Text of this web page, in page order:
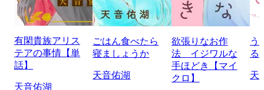
有閑貴族アリス
テアの事情【単
話】
天音佑湖
ごはん食べたら
寝ましょうか
天音佑湖
欲張りなお作
法 イジワルな
手ほどき【マイ
クロ】
う
る
天